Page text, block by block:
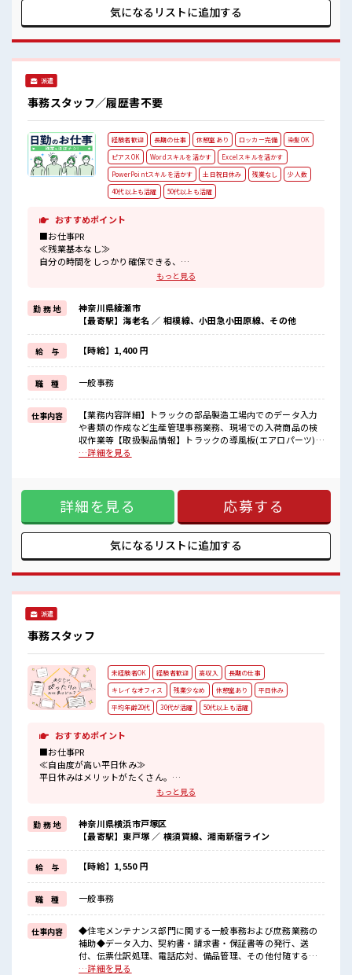
仕事をご提案≫ 一人で悩まず気軽に相談できる、 派遣のお仕
事です！ ■職場の雰囲気 活気あふれる20代活躍中の職場です
残業はほとんどなし！ プライベートも謳歌できる☆
気になるリストに追加する
派遣
事務スタッフ／履歴書不要
経験者歓迎 長期の仕事 休憩室あり ロッカー完備
染髪OK
ピアスOK
Wordスキルを活かす
Excelスキルを活かす
PowerPointスキルを活かす
土日祝日休み 残業なし
少人数
40代以上も活躍
50代以上も活躍
おすすめポイント
■お仕事PR
≪残業基本なし≫
自分の時間をしっかり確保できる、
≪経験を活かせる≫
これまでの経験を活かしませんか？
ブランクがあっても大丈夫♪
経験はちょっとだけ…という方もOK！
≪完全週休二日制≫
週末は家族や友人と一緒にプライベート満喫！
≪ヘアカラーOKで自由な雰囲気の職場≫
明るすぎたり奇抜でなければ基本的に自由！
(規定有)≪自分に合った期間で働ける≫
福利厚生が整った派遣のお仕事です！
■職場の雰囲気
少人数ですぐに馴染むことができそう♪
あなたの個性を大事にできます♪
一息つける休憩スペースもあります！
もっと見る
勤 務 地
神奈川県綾瀬市
【最寄駅】海老名 ／ 相模線、小田急小田原線、その他
給 与 【時給】1,400 円
職 種 一般事務
仕事内容
【業務内容詳細】トラックの部品製造工場内でのデータ入力
や書類の作成など生産管理事務業務、現場での入荷商品の検
収作業等【取扱製品情報】トラックの導風板(エアロパーツ)
■お仕事PR ≪残業基本なし≫ 自分の時間をしっかり確保でき
かしませんか？ ブランクがあっても大丈夫♪ 経験はちょっと
だけ…という方もOK！ ≪完全週休二日制≫ 週末は家族や友
人と一緒にプライベート満喫！ ≪ヘアカラーOKで自由な雰囲
気の職場≫ 明るすぎたり奇抜でなければ基本的に自由！ (規
定有)≪自分に合った期間で働ける≫ 福利厚生が整った派遣の
お仕事です！ ■職場の雰囲気 少人数ですぐに馴染むことがで
型は自由！ あなたの個性を大事にできます♪ 一息つける休憩
スペースもあります！
…詳細を見る
詳細を見る 応募する
気になるリストに追加する
派遣
事務スタッフ
未経験者OK 経験者歓迎 高収入
長期の仕事
キレイなオフィス
残業少なめ 休憩室あり
平日休み
平均年齢20代
30代が活躍 50代以上も活躍
おすすめポイント
■お仕事PR
≪自由度が高い平日休み≫
平日休みはメリットがたくさん。
心も身体もリフレッシュ♪
≪プライベートが充実する≫
場合によってはお願いすることもありますが、
残業はほとんどナシ！
≪未経験でも活躍できる≫
新しいことにチャレンジするのは不安だけど、
しっかり働く環境が整っています！
イチからスキルUP・ステップUP目指していきましょう！
≪自分に合った期間で働ける≫
福利厚生が整った派遣のお仕事です！
■職場の雰囲気
≪20代の方が多数活躍中の職場≫
もっと見る
勤 務 地
神奈川県横浜市戸塚区
【最寄駅】東戸塚 ／ 横須賀線、湘南新宿ライン
給 与 【時給】1,550 円
職 種 一般事務
仕事内容
◆住宅メンテナンス部門に関する一般事務および庶務業務の
補助◆データ入力、契約書・請求書・保証書等の発行、送
付、伝票仕訳処理、電話応対、備品管理、その他付随する業
務全般 ■お仕事PR ≪自由度が高い平日休み≫ 平日休みはメリ
…詳細を見る